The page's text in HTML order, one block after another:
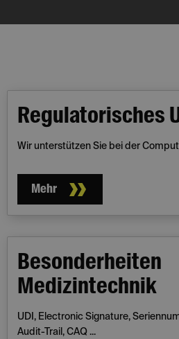
Regulatorisches
Wir unterstützen Sie bei der
Mehr
Besonderheiten
Medizintechnik
UDI, Electronic Signature,
Audit-Trail, CAQ ...